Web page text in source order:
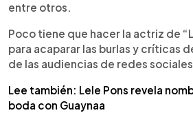
entre otros.
Poco tiene que hacer la actriz de
para acaparar las burlas y críticas
de las audiencias de redes
Lee también: Lele Pons revela
boda con Guaynaa